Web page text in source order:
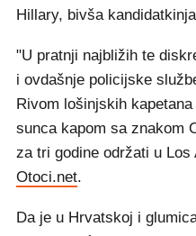
Hillary, bivša
"U pratnji najbližih te
i ovdašnje policijske
Rivom lošinjskih
sunca kapom sa znakom
za tri godine održati u Los
Otoci.net.
Da je u Hrvatskoj i